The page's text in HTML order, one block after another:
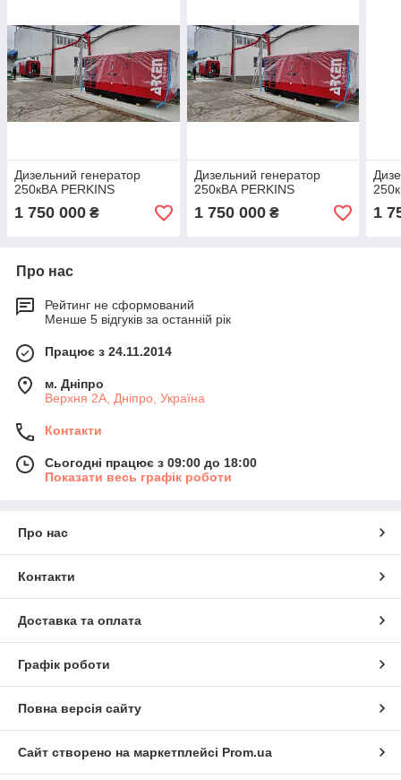
Дизельний генератор
250кВА PERKINS
1 750 000 ₴
Дизельний генератор
250кВА PERKINS
1 750 000₴ 1
Про нас
Рейтинг не сформований
Менше 5 відгуків за останній рік
Працює з 24.11.2014
м. Дніпро
Верхня 2А, Дніпро, Україна
Контакти
Сьогодні працює з 09:00 до 18:00
Показати весь графік роботи
Про нас
Контакти
Доставка та оплата
Графік роботи
Повна версія сайту
Сайт створено на маркетплейсі Prom.ua